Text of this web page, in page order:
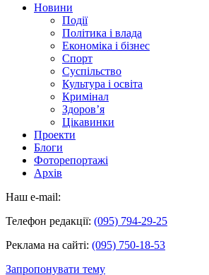
Новини
Події
Політика і влада
Економіка і бізнес
Спорт
Суспільство
Культура і освіта
Кримінал
Здоров’я
Цікавинки
Проекти
Блоги
Фоторепортажі
Архів
Наш e-mail:
Телефон редакції: (095) 794-29-25
Реклама на сайті: (095) 750-18-53
Запропонувати тему